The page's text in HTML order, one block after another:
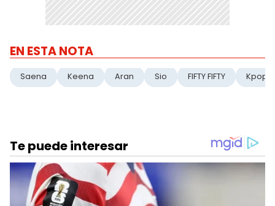
EN ESTA NOTA
Saena Keena Aran Sio FIFTY FIFTY Kpop